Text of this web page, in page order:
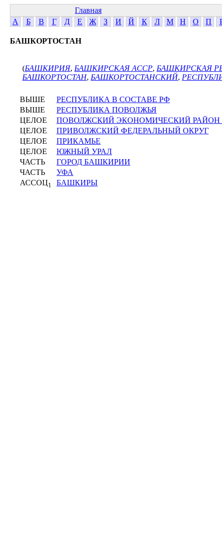
Главная
А
Б В Г Д Е Ж З И Й К Л М Н О П
БАШКОРТОСТАН
(БАШКИРИЯ, БАШКИРСКАЯ АССР, БАШКИРСКАЯ
БАШКОРТОСТАН, БАШКОРТОСТАНСКИЙ,
ВЫШЕ
РЕСПУБЛИКА В СОСТАВЕ РФ
ВЫШЕ
РЕСПУБЛИКА ПОВОЛЖЬЯ
ЦЕЛОЕ
ПОВОЛЖСКИЙ ЭКОНОМИЧЕСКИЙ РАЙОН
ЦЕЛОЕ
ПРИВОЛЖСКИЙ ФЕДЕРАЛЬНЫЙ ОКРУГ
ЦЕЛОЕ
ПРИКАМЬЕ
ЦЕЛОЕ
ЮЖНЫЙ УРАЛ
ЧАСТЬ
ГОРОД БАШКИРИИ
ЧАСТЬ
УФА
АССОЦ1 БАШКИРЫ